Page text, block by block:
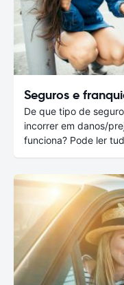
Seguros e
De que tipo de
incorrer em danos/
funciona? Pode ler